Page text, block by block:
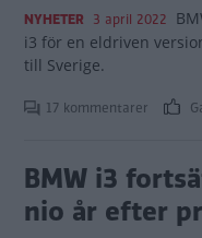
NYHETER 3 april 2022
i3 för en eldriven
till Sverige.
17 kommentarer
BMW i3
nio år efter